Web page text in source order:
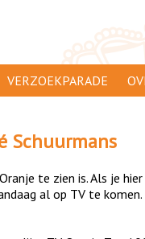
VERZOEKPARADE
Schuurmans
te zien is. Als je
al op TV te komen.